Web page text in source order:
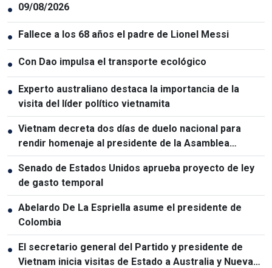
● 09/08/2026
● Fallece a los 68 años el padre de Lionel Messi
● Con Dao impulsa el transporte ecológico
● Experto australiano destaca la importancia de la
visita del líder político vietnamita
● Vietnam decreta dos días de duelo nacional para
rendir homenaje al presidente de la Asamblea
Nacional de Laos
● Senado de Estados Unidos aprueba proyecto de ley
de gasto temporal
● Abelardo De La Espriella asume el presidente de
Colombia
● El secretario general del Partido y presidente de
Vietnam inicia visitas de Estado a Australia y Nueva